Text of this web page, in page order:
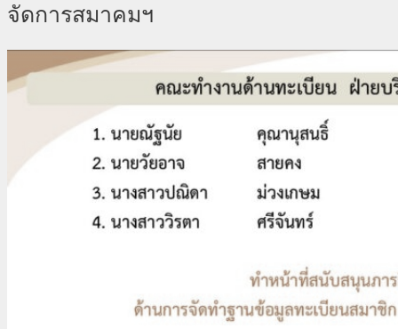
จัดการสมาคมฯ